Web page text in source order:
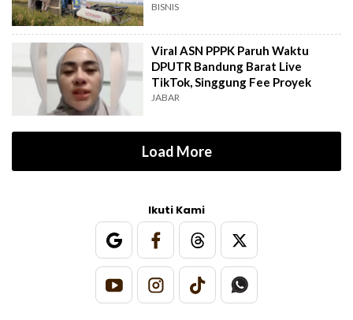
BISNIS
Viral ASN PPPK Paruh Waktu
DPUTR Bandung Barat Live
TikTok, Singgung Fee Proyek
JABAR
Load More
Ikuti Kami